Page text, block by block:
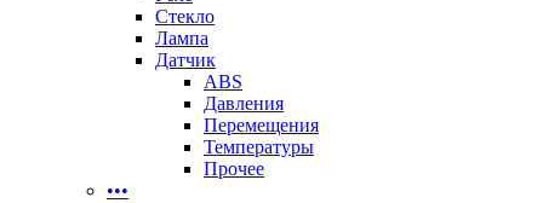
Стекло
Лампа
Датчик
ABS
Давления
Перемещения
Температуры
Прочее
•••